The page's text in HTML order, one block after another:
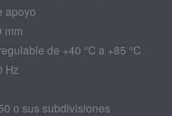
apoyo
mm
de +40 °C a +85 °C
Hz
o sus subdivisiones